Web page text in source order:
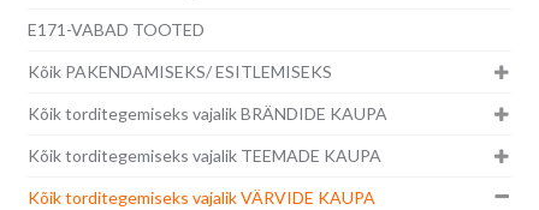
E171-VABAD TOOTED
Kõik PAKENDAMISEKS/ ESITLEMISEKS
Kõik torditegemiseks vajalik BRÄNDIDE KAUPA
Kõik torditegemiseks vajalik TEEMADE KAUPA
Kõik torditegemiseks vajalik VÄRVIDE KAUPA